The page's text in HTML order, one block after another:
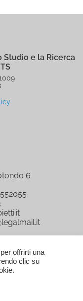
Studio e la Ricerca
6
Ricerca in Oftalmologia
Roma
offrirti una
clic su